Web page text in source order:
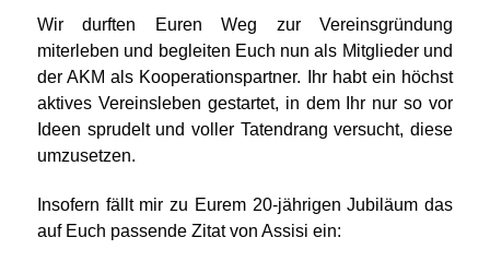
Wir durften Euren Weg zur Vereinsgründung
miterleben und begleiten Euch nun als Mitglieder und
der AKM als Kooperationspartner. Ihr habt ein höchst
aktives Vereinsleben gestartet, in dem Ihr nur so vor
Ideen sprudelt und voller Tatendrang versucht, diese
umzusetzen.
Insofern fällt mir zu Eurem 20-jährigen Jubiläum das
auf Euch passende Zitat von Assisi ein: